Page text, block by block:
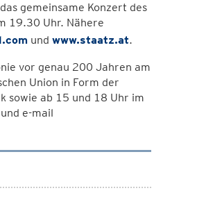
gemeinsame Konzert des
19.30 Uhr. Nähere
und www.staatz.at.
vor genau 200 Jahren am
Union in Form der
sowie ab 15 und 18 Uhr im
e-mail